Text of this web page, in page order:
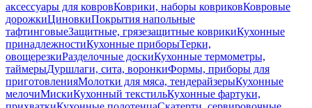
аксессуары для ковровКоврики, наборы ковриковКовровые
дорожкиЦиновкиПокрытия напольные
тафтинговыеЗащитные, грязезащитные коврикиКухонные
принадлежностиКухонные приборыТерки,
овощерезкиРазделочные доскиКухонные термометры,
таймерыДуршлаги, сита, воронкиФормы, приборы для
приготовленияМолотки для мяса, тендерайзерыКухонные
мелочиМискиКухонный текстильКухонные фартуки,